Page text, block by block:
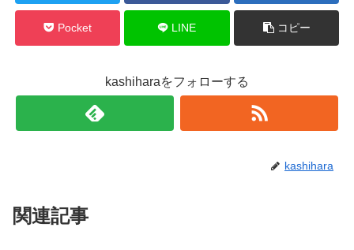
し
ウ
ィ
ン
き
ク
て
だ
し
ウ
ン
)
Pocket LINE コピー
kashiharaをフォローする
kashihara
関連記事